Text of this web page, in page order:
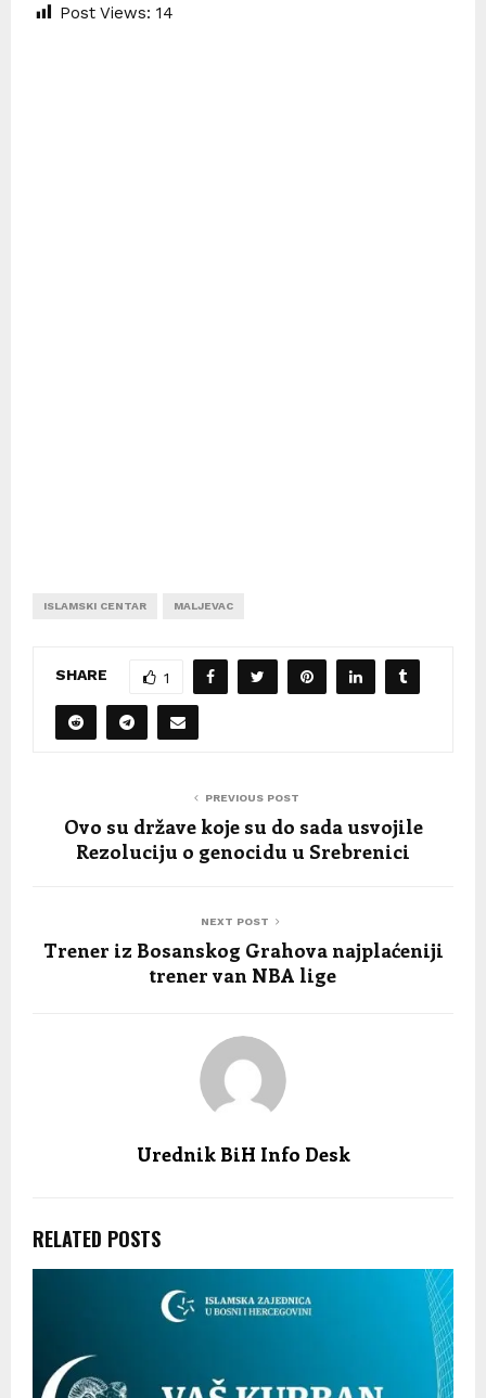
Post Views: 14
ISLAMSKI CENTAR MALJEVAC
SHARE 1
PREVIOUS POST
Ovo su države koje su do sada usvojile
Rezoluciju o genocidu u Srebrenici
NEXT POST
Trener iz Bosanskog Grahova najplaćeniji
trener van NBA lige
Urednik BiH Info Desk
RELATED POSTS